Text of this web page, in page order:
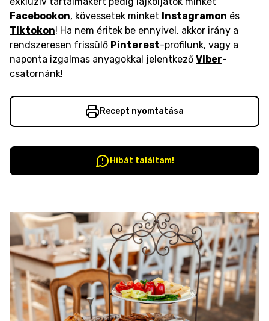
Facebookon, kövessetek minket Instagramon és
Tiktokon! Ha nem éritek be ennyivel, akkor irány a
rendszeresen frissülő Pinterest-profilunk, vagy a
naponta izgalmas anyagokkal jelentkező Viber-
csatornánk!
Recept nyomtatása
Hibát találtam!